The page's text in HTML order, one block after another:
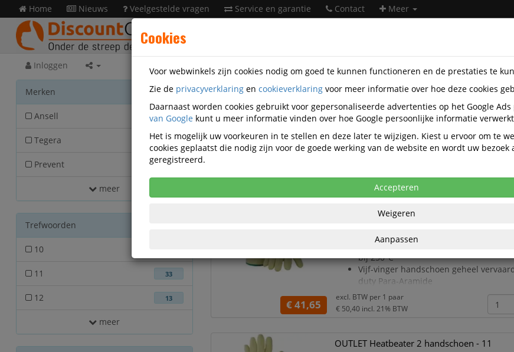
Home Nieuws Veelgestelde vragen Service en garantie Contact Meer
Inloggen
Merken
Ansell 24
Tegera 18
Prevent 16
meer
Trefwoorden
10
11 33
12 13
meer
Veiligheidsartikelen Werkhandschoenen Contacthitte-
Contacthitte-handschoenen
OUTLET Heatbeater 2 handschoen - 11
Lichtgewicht en comfortabele
service temperatuur
tot 600°C
Contacttijd 14 sec. bij 500°C, 19 sec. bij
bij 250°C
Vijf-vinger handschoen geheel
duty Para-Aramide
vilt
De handschoen heeft een goede
perforatiebestendigheid
€ 41,65
excl. BTW per 1 paar
€ 50,40 incl. 21% BTW
OUTLET Heatbeater 2 handschoen - 11
Cookies
Voor webwinkels zijn cookies nodig om goed te kunnen functioneren en de prestaties te
Zie de privacyverklaring en cookieverklaring voor meer informatie over hoe deze cookies
Daarnaast worden cookies gebruikt voor gepersonaliseerde advertenties op het Google
van Google kunt u meer informatie vinden over hoe Google persoonlijke informatie
Het is mogelijk uw voorkeuren in te stellen en deze later te wijzigen. Kiest u ervoor om te
cookies geplaatst die nodig zijn voor de goede werking van de website en wordt uw bezoek
geregistreerd.
Accepteren
Weigeren
Aanpassen